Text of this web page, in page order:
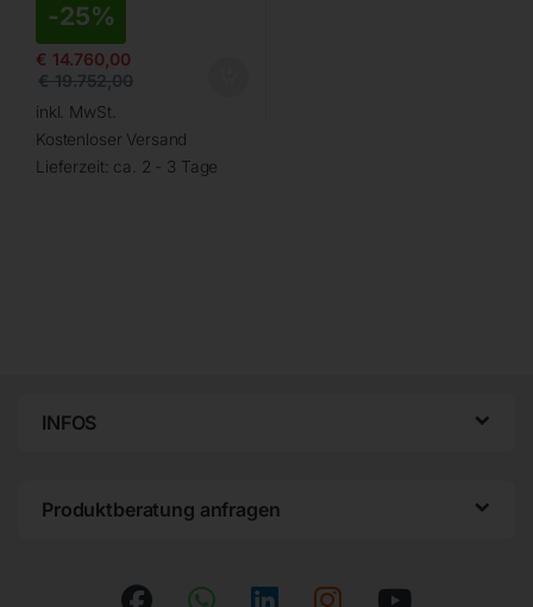
-25%
€ 14.760,00
€19.752,00
inkl. MwSt.
Kostenloser Versand
Lieferzeit: ca. 2 - 3 Tage
INFOS
Produktberatung anfragen